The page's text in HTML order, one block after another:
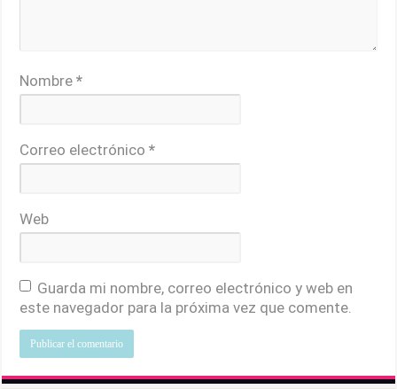
Nombre*
Correo electrónico*
Web
Guarda mi nombre, correo electrónico y web en
este navegador para la próxima vez que comente.